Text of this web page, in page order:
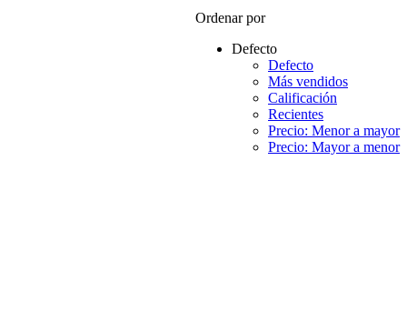
Ordenar por
Defecto
Defecto
Más vendidos
Calificación
Recientes
Precio: Menor a mayor
Precio: Mayor a menor